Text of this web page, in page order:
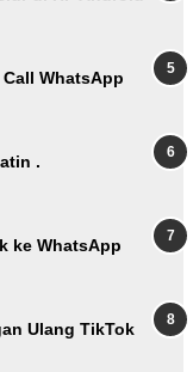
WhatsApp
.
ke WhatsApp
Ulang TikTok